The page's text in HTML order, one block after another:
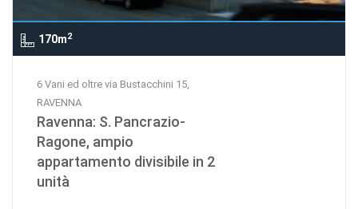
170m2
6 Vani ed oltre via Bustacchini 15,
RAVENNA
Ravenna: S. Pancrazio-
Ragone, ampio
appartamento divisibile in 2
unità